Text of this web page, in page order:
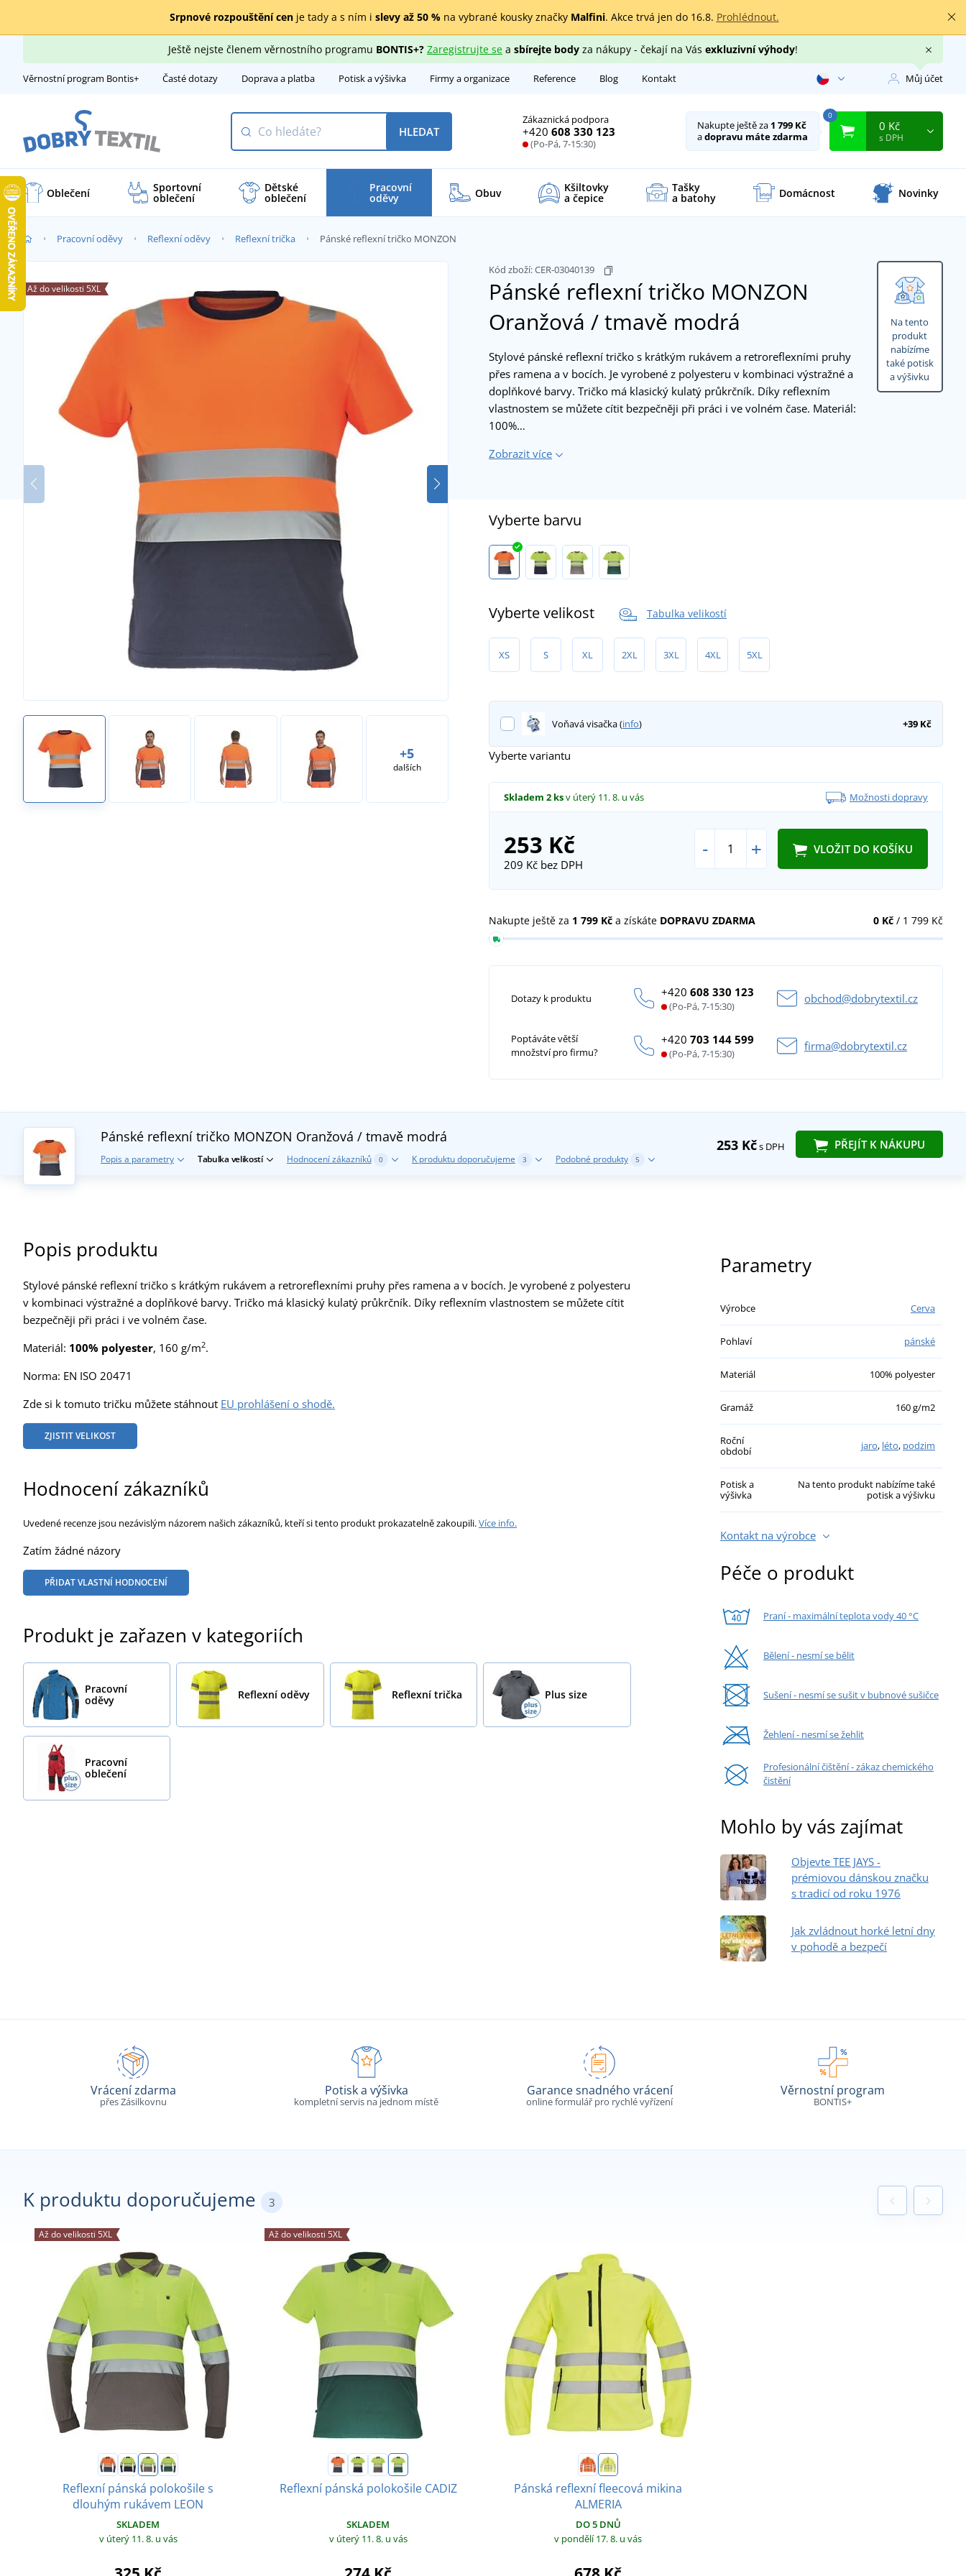
Srpnové rozpouštění cenje tady a s ním i slevy až 50 %na vybrané kousky značky Malfini. Akce trvá jen do 16.8. Prohlédnout.
Ještě nejste členem věrnostního programu BONTIS+? Zaregistrujte sea sbírejte bodyza nákupy - čekají na Vás exkluzivní výhody!
Věrnostní program Bontis+ Časté dotazy Doprava a platba Potisk a výšivka Firmy a organizace Reference Blog Kontakt Můj účet
Zákaznická podpora
+420 608 330 123
(Po-Pá, 7-15:30)
HLEDAT Nakupte ještě za 1 799 Kč
adopravu máte zdarma
0
0 Kč
s DPH
Oblečení Sportovní
oblečení
Dětské
oblečení
Pracovní
oděvy Obuv Kšiltovky
a čepice
Tašky
a batohy Domácnost Novinky
Pracovní oděvy Reflexní oděvy Reflexní trička Pánské reflexní tričko MONZON
Na tento
produkt
nabízíme
také potisk
a výšivku
Kód zboží:CER-03040139
Pánské reflexní tričko MONZON
Oranžová / tmavě modrá
+5
dalších
Až do velikosti 5XL
Stylové pánské reflexní tričko s krátkým rukávem a retroreflexními pruhy
přes ramena a v bocích. Je vyrobené z polyesteru v kombinaci výstražné a
doplňkové barvy. Tričko má klasický kulatý průkrčník. Díky reflexním
vlastnostem se můžete cítit bezpečněji při práci i ve volném čase. Materiál:
100%…
Zobrazit více
Vyberte barvu
Vyberte velikost Tabulka velikostí
XS S XL 2XL 3XL 4XL 5XL
Voňavá visačka (info) +39 Kč
Vyberte variantu
Skladem 2 ksv úterý 11. 8. u vás Možnosti dopravy
253 Kč
209 Kčbez DPH
- + VLOŽIT DO KOŠÍKU
0 Kč/ 1 799 Kč
Nakupte ještě za 1 799 Kč a získáte DOPRAVU ZDARMA
Dotazy k produktu +420608 330 123
(Po-Pá, 7-15:30)
obchod@dobrytextil.cz
Poptáváte větší
množství pro firmu?
+420703 144 599
(Po-Pá, 7-15:30)
firma@dobrytextil.cz
253 Kčs DPH PŘEJÍT K NÁKUPU
Pánské reflexní tričko MONZON Oranžová / tmavě modrá
Popis a parametry Tabulka velikostí Hodnocení zákazníků 0 K produktu doporučujeme 3 Podobné produkty 5
Popis produktu
Stylové pánské reflexní tričko s krátkým rukávem a retroreflexními pruhy přes ramena a v bocích. Je vyrobené z polyesteru
v kombinaci výstražné a doplňkové barvy. Tričko má klasický kulatý průkrčník. Díky reflexním vlastnostem se můžete cítit
bezpečněji při práci i ve volném čase.
Materiál: 100% polyester, 160 g/m2.
Norma: EN ISO 20471
Zde si k tomuto tričku můžete stáhnout EU prohlášení o shodě.
ZJISTIT VELIKOST
Hodnocení zákazníků
Uvedené recenze jsou nezávislým názorem našich zákazníků, kteří si tento produkt prokazatelně zakoupili.Více info.
Zatím žádné názory
PŘIDAT VLASTNÍ HODNOCENÍ
Produkt je zařazen v kategoriích
Pracovní
oděvy
Reflexní oděvy Reflexní trička Plus size
Pracovní
oblečení
Parametry
Výrobce Cerva
Pohlaví pánské
Materiál 100% polyester
Gramáž 160 g/m2
Roční
období
jaro, léto, podzim
Potisk a
výšivka
Na tento produkt nabízíme také
potisk a výšivku
Kontakt na výrobce
Péče o produkt
Praní - maximální teplota vody 40 °C
Bělení - nesmí se bělit
Sušení - nesmí se sušit v bubnové sušičce
Žehlení - nesmí se žehlit
Profesionální čištění - zákaz chemického
čistění
Mohlo by vás zajímat
Objevte TEE JAYS -
prémiovou dánskou značku
s tradicí od roku 1976
Jak zvládnout horké letní dny
v pohodě a bezpečí
Vrácení zdarma
přes Zásilkovnu
Potisk a výšivka
kompletní servis na jednom místě
Garance snadného vrácení
online formulář pro rychlé vyřízení
Věrnostní program
BONTIS+
K produktu doporučujeme 3
Až do velikosti 5XL
Reflexní pánská polokošile s
dlouhým rukávem LEON
SKLADEM
v úterý 11. 8. u vás
Až do velikosti 5XL
Reflexní pánská polokošile CADIZ
SKLADEM
v úterý 11. 8. u vás
Pánská reflexní fleecová mikina
ALMERIA
DO 5 DNŮ
v pondělí 17. 8. u vás